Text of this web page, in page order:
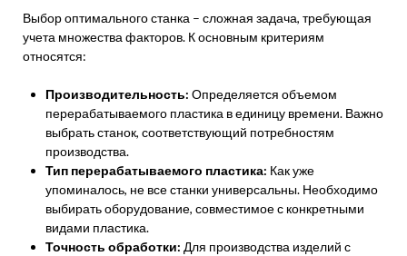
Выбор оптимального станка – сложная задача, требующая
учета множества факторов. К основным критериям
относятся:
Производительность: Определяется объемом
перерабатываемого пластика в единицу времени. Важно
выбрать станок, соответствующий потребностям
производства.
Тип перерабатываемого пластика: Как уже
упоминалось, не все станки универсальны. Необходимо
выбирать оборудование, совместимое с конкретными
видами пластика.
Точность обработки: Для производства изделий с